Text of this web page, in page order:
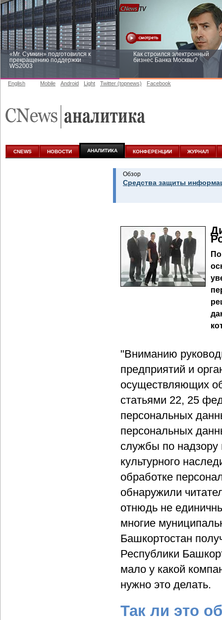
«Mr. Сумкин» подготовился к
прекращению поддержки
WS2003
Как строился электронный
бизнес Банка Москвы?
аналитике
English Mobile Android Light Twitter (topnews) Facebook
CNEWS НОВОСТИ АНАЛИТИКА КОНФЕРЕНЦИИ ЖУРНАЛ
Обзор
Средства защиты
По
"Вниманию
предприятий и
осуществляющих
статьями 22, 25
персональных
персональных
службы по
культурного
обработке
обнаружили
отнюдь не
многие
Башкортостан
Республики
мало у какой
нужно это делать.
Так ли это